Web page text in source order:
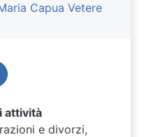
Capua Vetere
attività
e divorzi,